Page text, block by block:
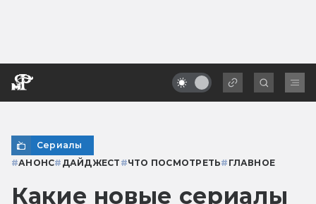
Сериалы
#АНОНС# ДАЙДЖЕСТ #ЧТО ПОСМОТРЕТЬ# ГЛАВНОЕ
Какие новые сериалы